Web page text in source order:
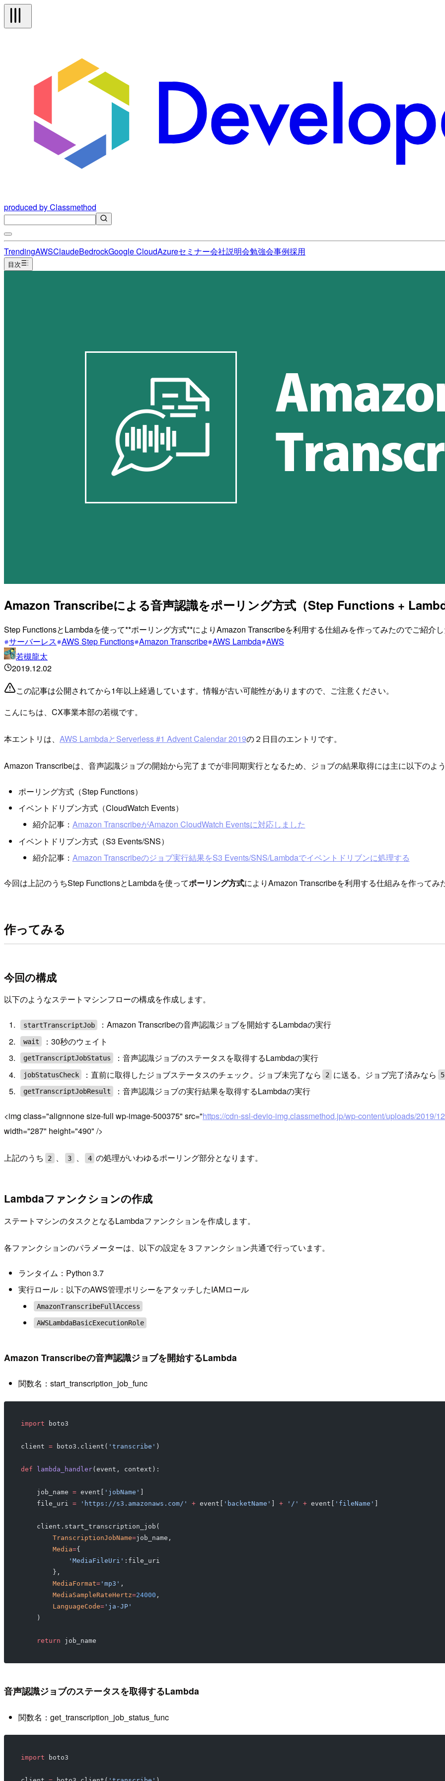
produced by Classmethod
TrendingAWSClaudeBedrockGoogle CloudAzureセミナー会社説明会勉強会事例採用
目次
Amazon Transcribeによる音声認識をポーリング方式（Step Functions +
Step FunctionsとLambdaを使って**ポーリング方式**によりAmazon Transcribeを利用する仕組みを作ってみたのでご紹介
サーバーレス AWS Step Functions Amazon Transcribe AWS Lambda AWS
若槻龍太
2019.12.02
この記事は公開されてから1年以上経過しています。情報が古い可能性がありますので、ご注意ください。
こんにちは、CX事業本部の若槻です。
本エントリは、 AWS LambdaとServerless #1 Advent Calendar 2019の２日目のエントリです。
Amazon Transcribeは、音声認識ジョブの開始から完了までが非同期実行となるため、ジョブの結果取得には主に以下の
ポーリング方式（Step Functions）
イベントドリブン方式（CloudWatch Events）
紹介記事： Amazon TranscribeがAmazon CloudWatch Eventsに対応しました
イベントドリブン方式（S3 Events/SNS）
紹介記事： Amazon Transcribeのジョブ実行結果をS3 Events/SNS/Lambdaでイベントドリブンに処理する
今回は上記のうちStep FunctionsとLambdaを使ってポーリング方式によりAmazon Transcribeを利用する仕組みを作って
作ってみる
今回の構成
以下のようなステートマシンフローの構成を作成します。
startTranscriptJob ：Amazon Transcribeの音声認識ジョブを開始するLambdaの実行
wait ：30秒のウェイト
getTranscriptJobStatus ：音声認識ジョブのステータスを取得するLambdaの実行
jobStatusCheck ：直前に取得したジョブステータスのチェック。ジョブ未完了なら 2 に送る。ジョブ完了済みなら 5
getTranscriptJobResult ：音声認識ジョブの実行結果を取得するLambdaの実行
<img class="alignnone size-full wp-image-500375" src="https://cdn-ssl-devio-img.classmethod.jp/wp-content/uploads/2019/
width="287" height="490" />
上記のうち 2 、 3 、 4 の処理がいわゆるポーリング部分となります。
Lambdaファンクションの作成
ステートマシンのタスクとなるLambdaファンクションを作成します。
各ファンクションのパラメーターは、以下の設定を３ファンクション共通で行っています。
ランタイム：Python 3.7
実行ロール：以下のAWS管理ポリシーをアタッチしたIAMロール
AmazonTranscribeFullAccess
AWSLambdaBasicExecutionRole
Amazon Transcribeの音声認識ジョブを開始するLambda
関数名：start_transcription_job_func
import boto3
client = boto3.client( 'transcribe' )
def lambda_handler(event, context):
    job_name
= event[ 'jobName'
    file_uri
= 'https://s3.amazonaws.com/' + event[ 'backetName' + '/' + event[ 'fileName'
    client.start_transcription_job(
        TranscriptionJobName
=job_name,
        Media
={
            'MediaFileUri'
:file_uri
        },
        MediaFormat
='mp3' ,
        MediaSampleRateHertz
=24000 ,
        LanguageCode
='ja-JP'
    )
    return
job_name
音声認識ジョブのステータスを取得するLambda
関数名：get_transcription_job_status_func
import boto3